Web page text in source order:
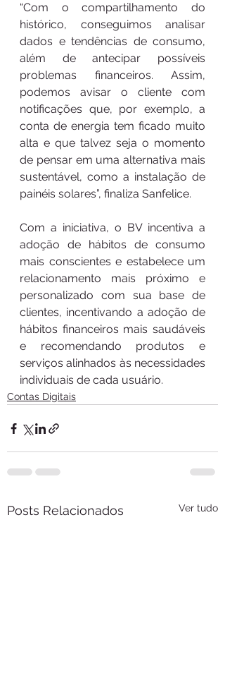
“Com o compartilhamento do
histórico, conseguimos analisar
dados e tendências de consumo,
além de antecipar possíveis
problemas financeiros. Assim,
podemos avisar o cliente com
notificações que, por exemplo, a
conta de energia tem ficado muito
alta e que talvez seja o momento
de pensar em uma alternativa mais
sustentável, como a instalação de
painéis solares”, finaliza Sanfelice.
Com a iniciativa, o BV incentiva a
adoção de hábitos de consumo
mais conscientes e estabelece um
relacionamento mais próximo e
personalizado com sua base de
clientes, incentivando a adoção de
hábitos financeiros mais saudáveis
e recomendando produtos e
serviços alinhados às necessidades
individuais de cada usuário.
Contas Digitais
Posts Relacionados Ver tudo